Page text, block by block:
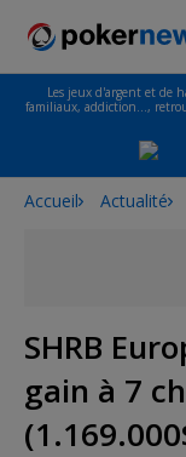
Les jeux d'argent et de
familiaux, addiction…,
Accueil Actualité
SHRB
gain à 7